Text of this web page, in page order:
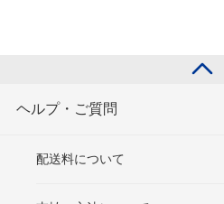
ヘルプ・ご質問
配送料について